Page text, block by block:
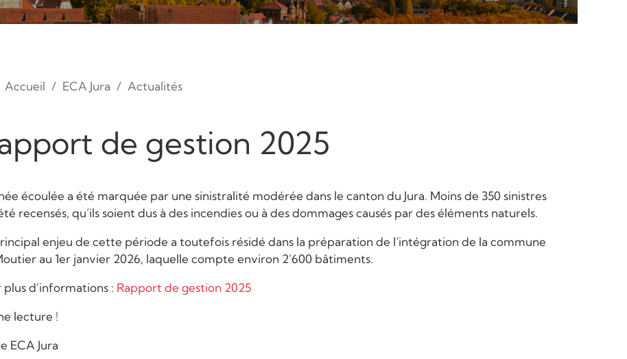
Accueil ECA Jura Actualités
de gestion 2025
écoulée a été marquée par une sinistralité modérée dans le canton du Jura. Moins de 350 sinistres
recensés, qu’ils soient dus à des incendies ou à des dommages causés par des éléments naturels.
enjeu de cette période a toutefois résidé dans la préparation de l’intégration de la commune
au 1er janvier 2026, laquelle compte environ 2'600 bâtiments.
plus d'informations : Rapport de gestion 2025
lecture !
ECA Jura